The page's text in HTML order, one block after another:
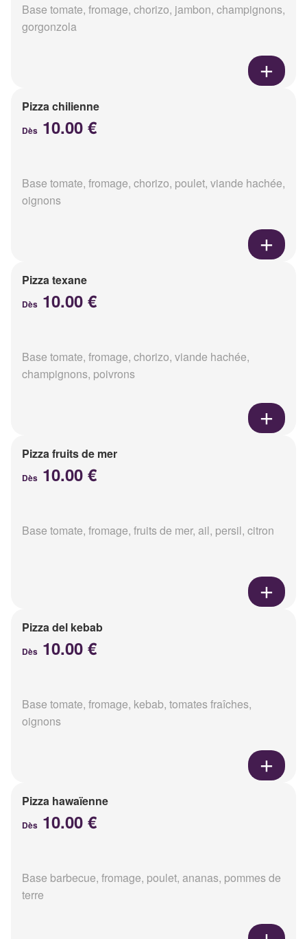
Base tomate, fromage, chorizo, jambon, champignons,
gorgonzola
Pizza chilienne
Dès 10.00 €
Base tomate, fromage, chorizo, poulet, viande hachée,
oignons
Pizza texane
Dès 10.00 €
Base tomate, fromage, chorizo, viande hachée,
champignons, poivrons
Pizza fruits de mer
Dès 10.00 €
Base tomate, fromage, fruits de mer, ail, persil, citron
Pizza del kebab
Dès 10.00 €
Base tomate, fromage, kebab, tomates fraîches,
oignons
Pizza hawaïenne
Dès 10.00 €
Base barbecue, fromage, poulet, ananas, pommes de
terre